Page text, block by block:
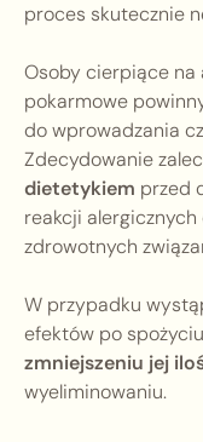
proces skutecznie
Osoby cierpiące na
pokarmowe
do wprowadzania
Zdecydowanie
dietetykiem przed
reakcji
zdrowotnych
W przypadku
efektów po
zmniejszeniu jej
wyeliminowaniu.